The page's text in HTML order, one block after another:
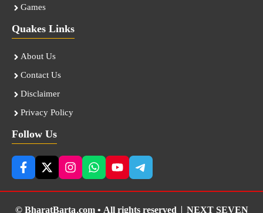
Games
Quakes Links
About Us
Contact Us
Disclaimer
Privacy Policy
Follow Us